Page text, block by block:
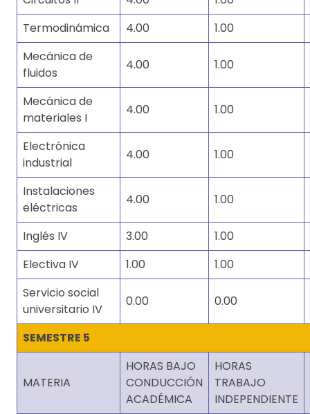
Termodinámica
4.00
1.00
Mecánica de
fluidos
4.00 1.00
Mecánica de
materiales I
4.00 1.00
Electrónica
industrial
4.00 1.00
Instalaciones
eléctricas
4.00 1.00
Inglés IV 3.00
1.00
Electiva IV
1.00
1.00
Servicio social
universitario IV
0.00 0.00
SEMESTRE 5
MATERIA
HORAS BAJO
CONDUCCIÓN
ACADÉMICA
HORAS
TRABAJO
INDEPENDIENTE